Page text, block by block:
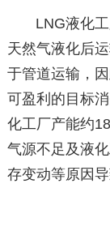
LNG液化
天然气液化后
于管道运输，
可盈利的目标
化工厂产能约
气源不足及液
存变动等原因